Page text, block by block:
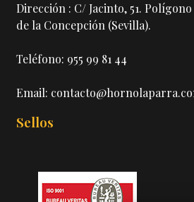
Dirección : C/ Jacinto, 51.
de la Concepción (Sevilla).
Teléfono: 955 99 81 44
Email:
Sellos